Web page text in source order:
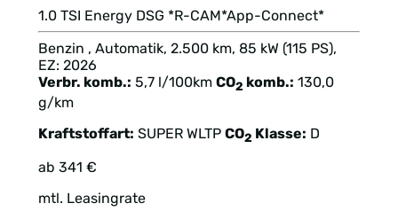
1.0 TSI Energy DSG *R-CAM*App-Connect*
Benzin , Automatik, 2.500 km, 85 kW (115 PS),
EZ: 2026
Verbr. komb.: 5,7 l/100km CO2 komb.: 130,0
g/km
Kraftstoffart: SUPER WLTP CO2 Klasse: D
ab 341 €
mtl. Leasingrate